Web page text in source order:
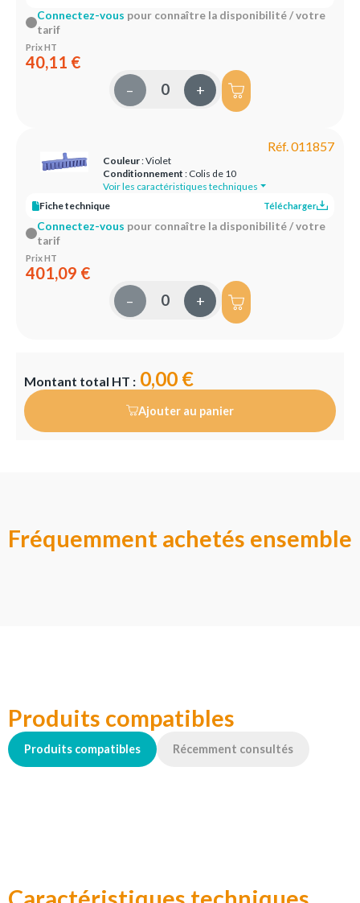
Connectez-vous pour connaître la disponibilité / votre
tarif
Prix HT
40,11 €
– +
Réf. 011857
Couleur: Violet
Conditionnement : Colis de 10
Voir les caractéristiques techniques
Fiche technique
Télécharger
Connectez-vous pour connaître la disponibilité / votre
tarif
Prix HT
401,09 €
– +
Montant total HT : 0,00 €
Ajouter au panier
Fréquemment achetés ensemble
Produits compatibles
Produits compatibles Récemment consultés